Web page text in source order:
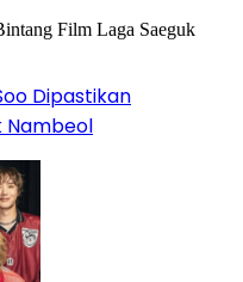
Dipastikan
Nambeol